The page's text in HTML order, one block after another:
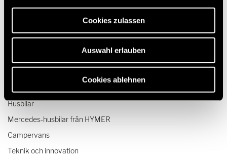
erforderlich sind.
Cookies zulassen
Auswahl erlauben
Cookies ablehnen
Husbilar
Mercedes-husbilar från HYMER
Campervans
Teknik och innovation